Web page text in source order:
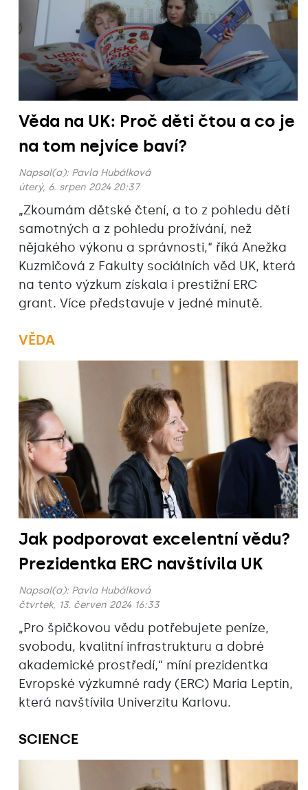
Věda na UK: Proč děti čtou a co je
na tom nejvíce baví?
Napsal(a): Pavla Hubálková
úterý, 6. srpen 2024 20:37
„Zkoumám dětské čtení, a to z pohledu dětí
samotných a z pohledu prožívání, než
nějakého výkonu a správnosti,“ říká Anežka
Kuzmičová z Fakulty sociálních věd UK, která
na tento výzkum získala i prestižní ERC
grant. Více představuje v jedné minutě.
VĚDA
Jak podporovat excelentní vědu?
Prezidentka ERC navštívila UK
Napsal(a): Pavla Hubálková
čtvrtek, 13. červen 2024 16:33
„Pro špičkovou vědu potřebujete peníze,
svobodu, kvalitní infrastrukturu a dobré
akademické prostředí,“ míní prezidentka
Evropské výzkumné rady (ERC) Maria Leptin,
která navštívila Univerzitu Karlovu.
SCIENCE